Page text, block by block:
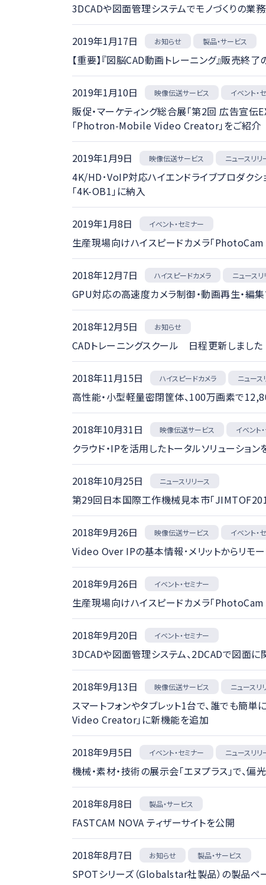
3DCADや図面管理システムでモノづくりの業
2019年1月17日 お知らせ 製品・サービス
【重要】『図脳CAD動画トレーニング』販売終了
2019年1月10日 映像伝送サービス イベント・
販促・マーケティング総合展「第2回 広告宣伝
「Photron-Mobile Video Creator」をご紹介
2019年1月9日 映像伝送サービス ニュースリリ
4K/HD･VoIP対応ハイエンドライブプロダク
「4K-OB1」に納入
2019年1月8日 イベント・セミナー
生産現場向けハイスピードカメラ「
2018年12月7日 ハイスピードカメラ ニュースリ
GPU対応の高速度カメラ制御・動画再生・編
2018年12月5日 お知らせ
CADトレーニングスクール 日程更新しました
2018年11月15日 ハイスピードカメラ ニュース
高性能・小型軽量密閉筐体、100万画素で
2018年10月31日 映像伝送サービス イベント
クラウド・IPを活用したトータルソリューショ
2018年10月25日 ニュースリリース
第29回日本国際工作機械見本市「
2018年9月26日 映像伝送サービス イベント・
Video Over IPの基本情報･メリットからリモ
2018年9月26日 イベント・セミナー
生産現場向けハイスピードカメラ「
2018年9月20日 イベント・セミナー
3DCADや図面管理システム、2DCADで図面
2018年9月13日 映像伝送サービス ニュースリ
スマートフォンやタブレット1台で、誰でも簡
Video Creator」に新機能を追加
2018年9月5日 イベント・セミナー ニュースリリ
機械・素材・技術の展示会「エヌプラス」で
2018年8月8日 製品・サービス
FASTCAM NOVA ティザーサイトを公開
2018年8月7日 お知らせ 製品・サービス
SPOTシリーズ（Globalstar社製品）の製品ペ